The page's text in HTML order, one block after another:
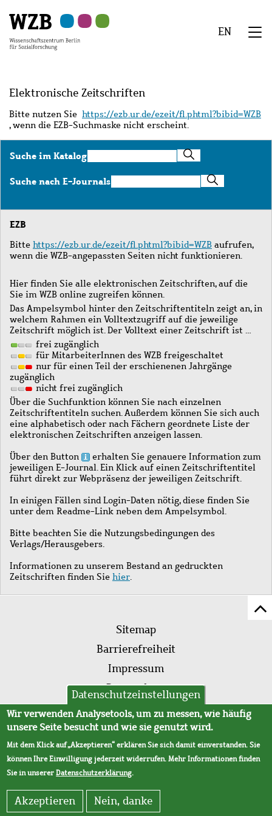
Hauptinhalt
springen
Navigation
springen
Suche
springen
Sekundärnavigation
springen
Fußzeile
springen
EN
Elektronische Zeitschriften
Bitte nutzen Sie https://ezb.ur.de/ezeit/fl.phtml?bibid=WZB
, wenn die EZB-Suchmaske nicht erscheint.
Suche im KatalogSuche
im
Katalog
Suche nach E-JournalsSuche
nach
Journals
EZB
Bitte https://ezb.ur.de/ezeit/fl.phtml?bibid=WZB aufrufen,
wenn die WZB-angepassten Seiten nicht funktionieren.
Hier finden Sie alle elektronischen Zeitschriften, auf die
Sie im WZB online zugreifen können.
Das Ampelsymbol hinter den Zeitschriftentiteln zeigt an, in
welchem Rahmen ein Volltextzugriff auf die jeweilige
Zeitschrift möglich ist. Der Volltext einer Zeitschrift ist …
frei zugänglich
für MitarbeiterInnen des WZB freigeschaltet
nur für einen Teil der erschienenen Jahrgänge
zugänglich
nicht frei zugänglich
Über die Suchfunktion können Sie nach einzelnen
Zeitschriftentiteln suchen. Außerdem können Sie sich auch
eine alphabetisch oder nach Fächern geordnete Liste der
elektronischen Zeitschriften anzeigen lassen.
Über den Button
erhalten Sie genauere Information zum
jeweiligen E-Journal. Ein Klick auf einen Zeitschriftentitel
führt direkt zur Webpräsenz der jeweiligen Zeitschrift.
In einigen Fällen sind Login-Daten nötig, diese finden Sie
unter dem Readme-Link neben dem Ampelsymbol.
Bitte beachten Sie die Nutzungsbedingungen des
Verlags/Herausgebers.
Informationen zu unserem Bestand an gedruckten
Zeitschriften finden Sie hier.
Fußleistenmenü
Sitemap
Barrierefreiheit
Impressum
Datenschutz
AVB
Datenschutzeinstellungen
Wir verwenden Analysetools, um zu messen, wie häufig
unsere Seite besucht und wie sie genutzt wird.
Mit dem Klick auf „Akzeptieren“ erklären Sie sich damit einverstanden. Sie
können Ihre Einwilligung jederzeit widerrufen. Mehr Informationen finden
Sie in unsererDatenschutzerklärung.
Akzeptieren Nein, danke